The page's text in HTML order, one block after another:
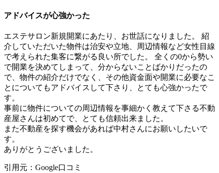
アドバイスが心強かった
エステサロン新規開業にあたり、お世話になりました。 紹
介していただいた物件は治安や立地、周辺情報など女性目線
で考えられた集客に繋がる良い所でした。 全くの0から勢い
で開業を決めてしまって、分からないことばかりだったの
で、物件の紹介だけでなく、その他資金面や開業に必要なこ
とについてもアドバイスして下さり、とても心強かったで
す。
事前に物件についての周辺情報を事細かく教えて下さる不動
産屋さんは初めてで、とても信頼出来ました。
また不動産を探す機会があれば中村さんにお願いしたいで
す。
ありがとうございました。
引用元：Google口コミ